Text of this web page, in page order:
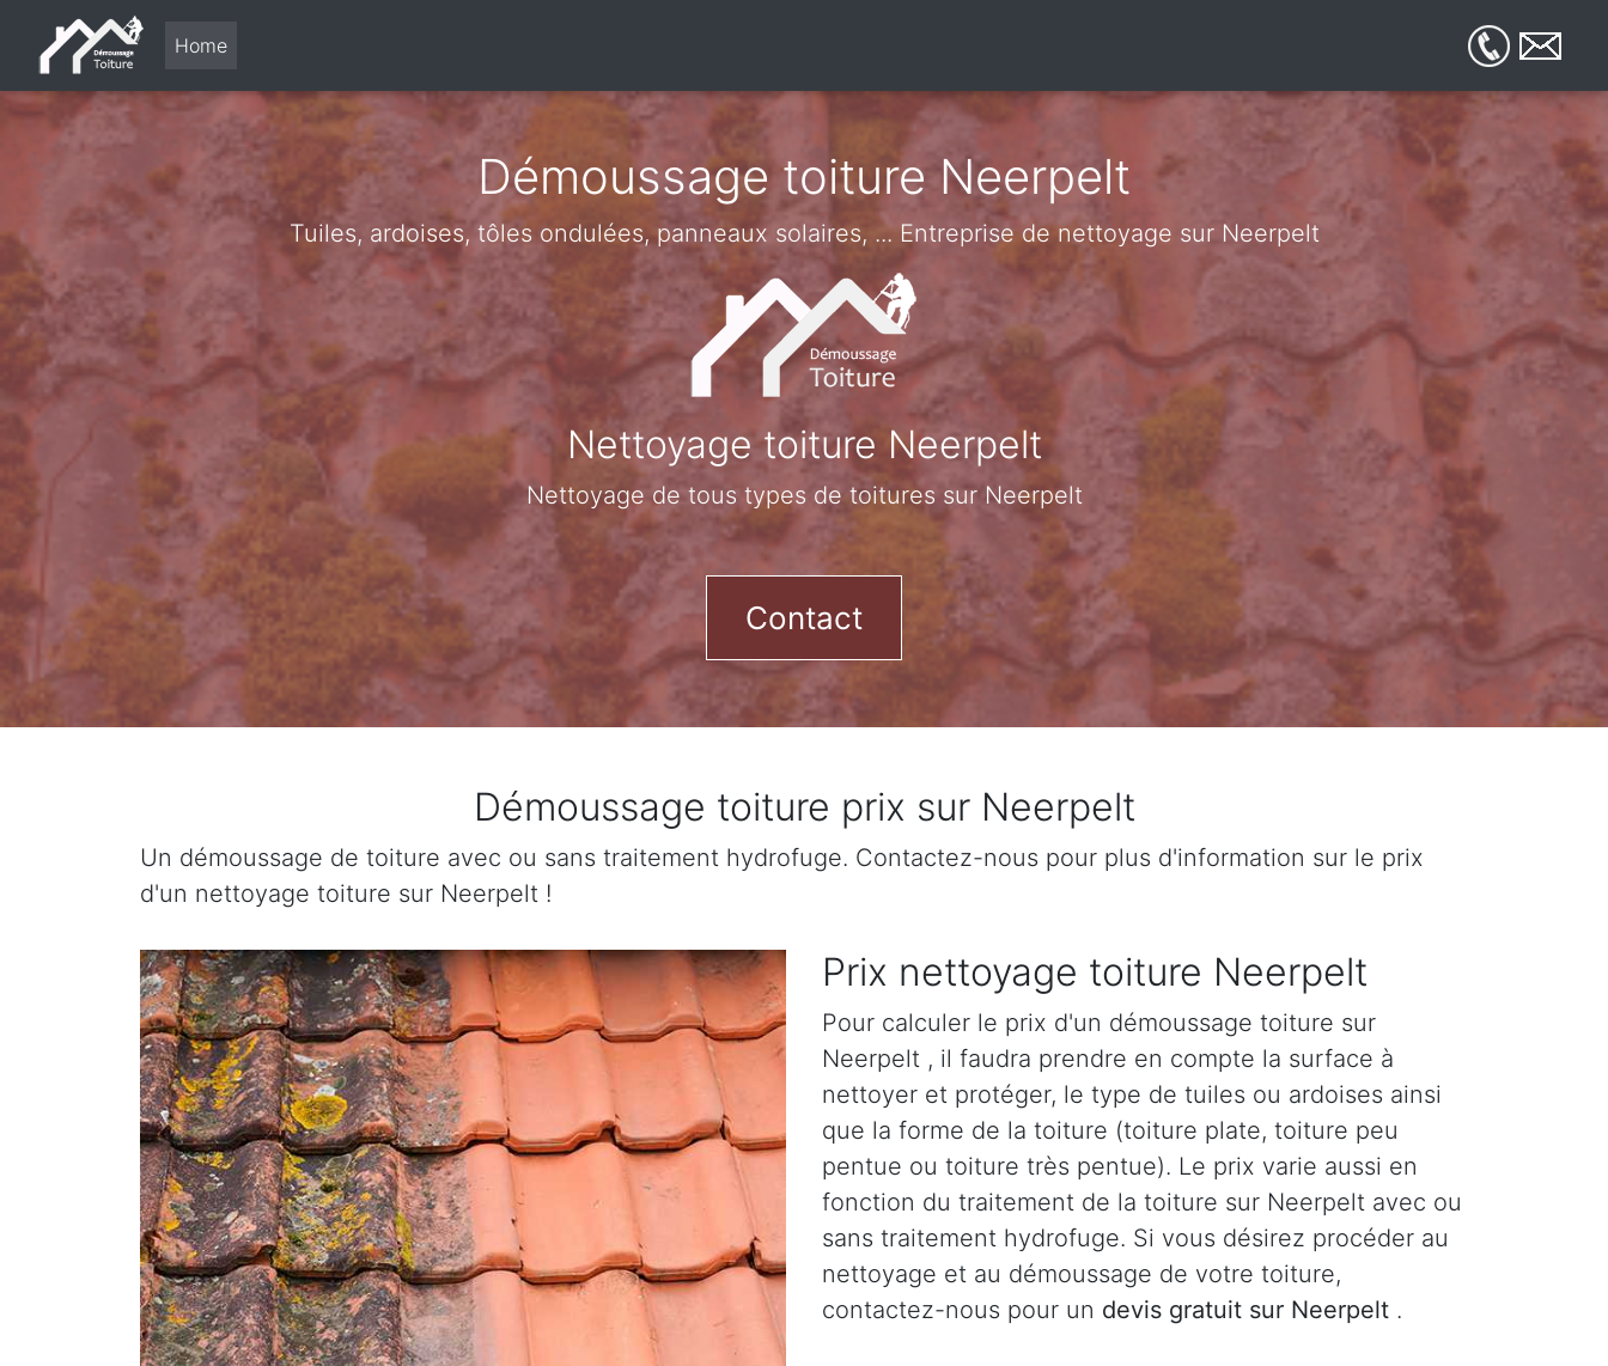
Home
Démoussage toiture Neerpelt
Tuiles, ardoises, tôles ondulées, panneaux solaires, ... Entreprise de nettoyage sur Neerpelt
Nettoyage toiture Neerpelt
Nettoyage de tous types de toitures sur Neerpelt
Contact
Démoussage toiture prix sur Neerpelt
Un démoussage de toiture avec ou sans traitement hydrofuge. Contactez-nous pour plus d'information sur le prix
d'un nettoyage toiture sur Neerpelt !
Prix nettoyage toiture Neerpelt
Pour calculer le prix d'un démoussage toiture sur
Neerpelt , il faudra prendre en compte la surface à
nettoyer et protéger, le type de tuiles ou ardoises ainsi
que la forme de la toiture (toiture plate, toiture peu
pentue ou toiture très pentue). Le prix varie aussi en
fonction du traitement de la toiture sur Neerpelt avec ou
sans traitement hydrofuge. Si vous désirez procéder au
nettoyage et au démoussage de votre toiture,
contactez-nous pour un devis gratuit sur Neerpelt .